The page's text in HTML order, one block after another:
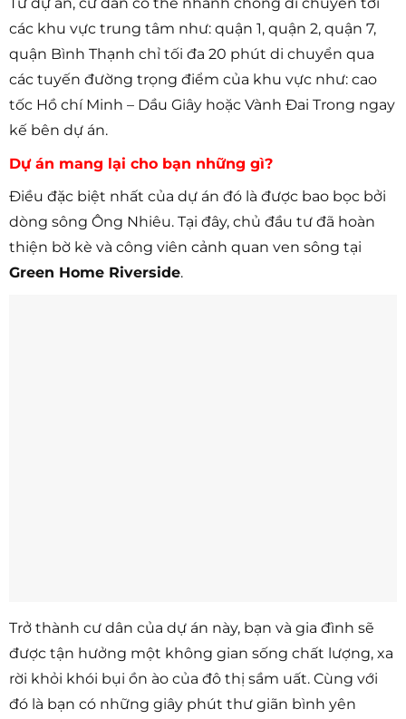
các khu vực trung tâm như: quận 1, quận 2, quận 7,
quận Bình Thạnh chỉ tối đa 20 phút di chuyển qua
các tuyến đường trọng điểm của khu vực như: cao
tốc Hồ chí Minh – Dầu Giây hoặc Vành Đai Trong ngay
kế bên dự án.
Dự án mang lại cho bạn những gì?
Điều đặc biệt nhất của dự án đó là được bao bọc bởi
dòng sông Ông Nhiêu. Tại đây, chủ đầu tư đã hoàn
thiện bờ kè và công viên cảnh quan ven sông tại
Green Home Riverside.
Trở thành cư dân của dự án này, bạn và gia đình sẽ
được tận hưởng một không gian sống chất lượng, xa
rời khỏi khói bụi ồn ào của đô thị sầm uất. Cùng với
đó là bạn có những giây phút thư giãn bình yên